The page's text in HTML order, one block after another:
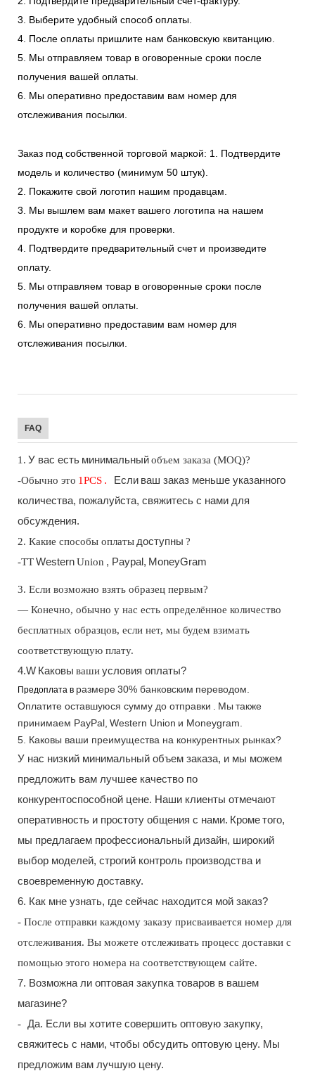
3. Выберите удобный способ оплаты.
4. После оплаты пришлите нам банковскую квитанцию.
5. Мы отправляем товар в оговоренные сроки после
получения вашей оплаты.
6. Мы оперативно предоставим вам номер для
отслеживания посылки.
Заказ под собственной торговой маркой: 1. Подтвердите
модель и количество (минимум 50 штук).
2. Покажите свой логотип нашим продавцам.
3. Мы вышлем вам макет вашего логотипа на нашем
продукте и коробке для проверки.
4. Подтвердите предварительный счет и произведите
оплату.
5. Мы отправляем товар в оговоренные сроки после
получения вашей оплаты.
6. Мы оперативно предоставим вам номер для
отслеживания посылки.
FAQ
1. У вас есть минимальныйобъем заказа (MOQ)?
-Обычно это 1PCS . Если ваш заказ меньше указанного
количества, пожалуйста, свяжитесь с нами для
обсуждения.
2. Какие способы оплаты доступны ?
-TTWesternUnion , Paypal, MoneyGram
3. Если возможно взять образец первым?
— Конечно, обычно у нас есть определённое количество
бесплатных образцов, если нет, мы будем взимать
соответствующую плату.
4.W Каковы вашиусловия оплаты?
Предоплата в размере30% банковским переводом.
Оплатите оставшуюся сумму до отправки
Мы также
принимаем PayPal, Western Union и Moneygram.
5. Каковы ваши преимущества на конкурентных рынках?
У нас низкий минимальный объем заказа, и мы можем
предложить вам лучшее качество по
конкурентоспособной цене. Наши клиенты отмечают
оперативность и простоту общения с нами. Крометого,
мы предлагаем профессиональный дизайн, широкий
выбор моделей, строгий контроль производства и
своевременную доставку.
6. Как мне узнать, где сейчас находится мой заказ?
- После отправки каждому заказу присваивается номер для
отслеживания. Вы можете отслеживать процесс доставки с
помощью этого номера на соответствующем сайте.
7. Возможна ли оптовая закупка товаров в вашем
магазине?
- Да. Если вы хотите совершить оптовую закупку,
свяжитесь с нами, чтобы обсудить оптовую цену. Мы
предложим вам лучшую цену.